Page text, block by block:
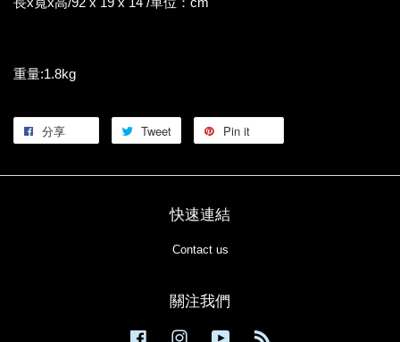
重量:1.8kg
分享 Tweet Pin it
快速連結
Contact us
關注我們
Facebook Instagram YouTube